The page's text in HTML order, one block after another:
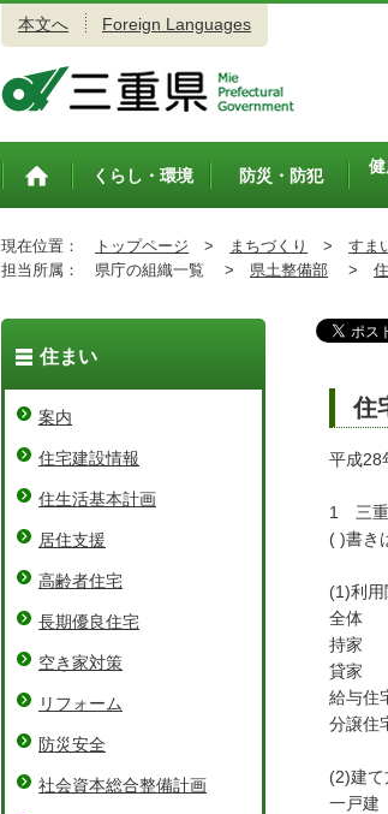
本文へ Foreign Languages
トップペ
くらし・環境 防災・防犯
健
現在位置： トップページ > まちづくり > すま
担当所属：
県庁の組織一覧 > 県土整備部 >
住
平成28
1 三
( )書
(1)
全
持
貸
給
分譲
(2)
一
住まい
案内
住宅建設情報
住生活基本計画
居住支援
高齢者住宅
長期優良住宅
空き家対策
リフォーム
防災安全
社会資本総合整備計画